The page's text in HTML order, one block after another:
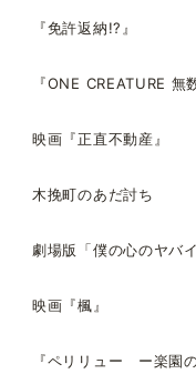
『免許返納!?』
『ONE CREATURE 無
映画『正直不動産』
木挽町のあだ討ち
劇場版「僕の心のヤバイ
映画『楓』
『ペリリュー ー楽園